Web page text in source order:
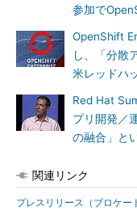
参加で
OpenShift
し、「分散
米レッドハ
Red Hat
プリ開発／
の融合」と
関連リンク
プレスリリース（ブロケー